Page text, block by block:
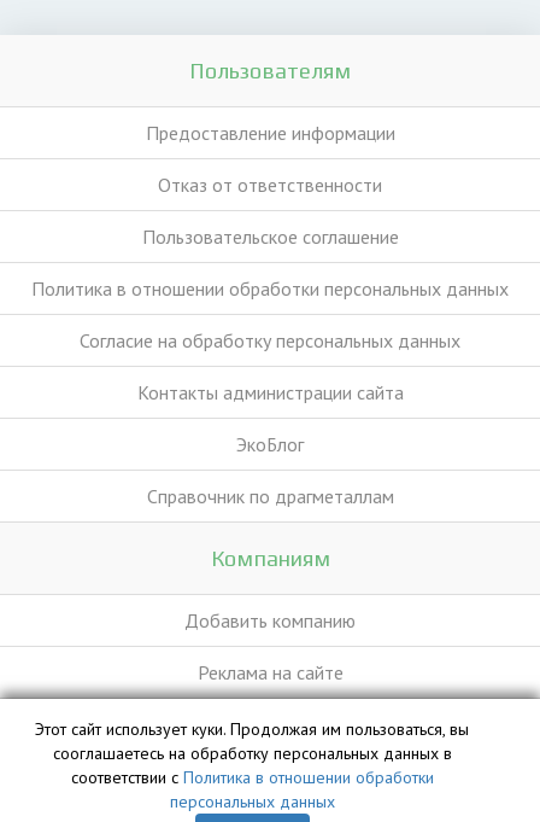
Пользователям
Предоставление информации
Отказ от ответственности
Пользовательское соглашение
Политика в отношении обработки персональных данных
Согласие на обработку персональных данных
Контакты администрации сайта
ЭкоБлог
Справочник по драгметаллам
Компаниям
Добавить компанию
Реклама на сайте
База данных сайта vyvoz.org является интеллектуальной
собственностью ООО «Профит» и охраняется законом.
Этот сайт использует куки. Продолжая им пользоваться, вы
сооглашаетесь на обработку персональных данных в
соответствии с Политика в отношении обработки
персональных данных